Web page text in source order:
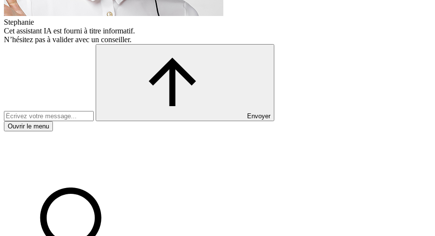
Stephanie
Cet assistant IA est fourni à titre informatif.
N’hésitez pas à valider avec un conseiller.
Envoyer
Ouvrir le menu